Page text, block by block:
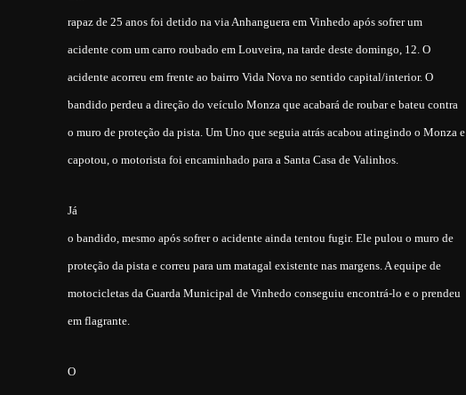
rapaz de 25 anos foi detido na via Anhanguera em Vinhedo após sofrer um
acidente com um carro roubado em Louveira, na tarde deste domingo, 12. O
acidente acorreu em frente ao bairro Vida Nova no sentido capital/interior. O
bandido perdeu a direção do veículo Monza que acabará de roubar e bateu contra
o muro de proteção da pista. Um Uno que seguia atrás acabou atingindo o Monza e
capotou, o motorista foi encaminhado para a Santa Casa de Valinhos.
Já
o bandido, mesmo após sofrer o acidente ainda tentou fugir. Ele pulou o muro de
proteção da pista e correu para um matagal existente nas margens. A equipe de
motocicletas da Guarda Municipal de Vinhedo conseguiu encontrá-lo e o prendeu
em flagrante.
O